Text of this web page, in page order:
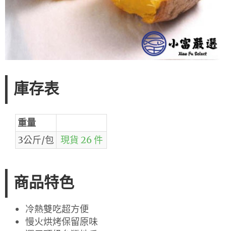
庫存表
重量
3公斤/包 現貨 26 件
商品特色
冷熱雙吃超方便
慢火烘烤保留原味